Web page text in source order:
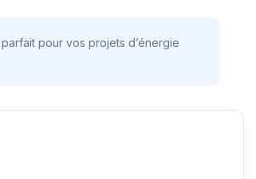
pour vos projets d’énergie